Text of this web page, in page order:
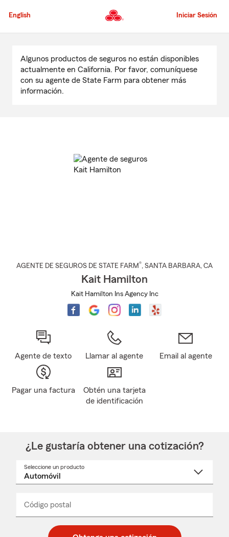
al
principal
English Iniciar Sesión
contenido
principal
Algunos productos de seguros no están disponibles
actualmente en California. Por favor, comuníquese
con su agente de State Farm para obtener más
información.
AGENTE DE SEGUROS DE STATE FARM®, SANTA BARBARA, CA
Kait Hamilton
Kait Hamilton Ins Agency Inc
Agente de texto Llamar al agente Email al agente
Pagar una factura
Obtén una tarjeta
de identificación
¿Le gustaría obtener una cotización?
Seleccione un producto
desplegable
Código postal
_____